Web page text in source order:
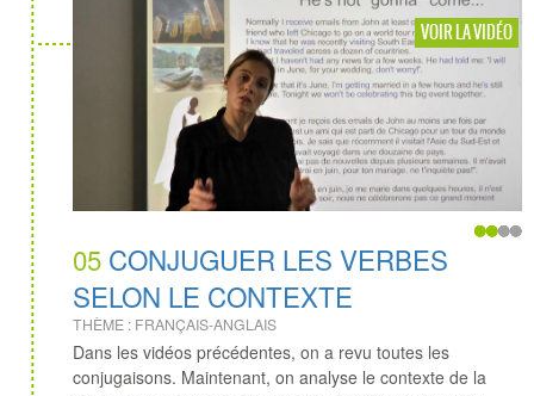
VOIR LA VIDÉO
05 CONJUGUER LES VERBES
SELON LE CONTEXTE
THÈME : FRANÇAIS-ANGLAIS
Dans les vidéos précédentes, on a revu toutes les
conjugaisons. Maintenant, on analyse le contexte de la